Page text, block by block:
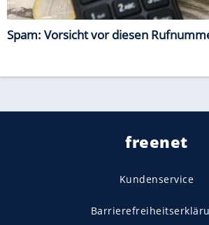
Spam: Vorsicht vor diesen
freenet
Kundenservice